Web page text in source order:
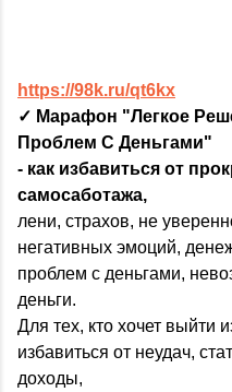
https://98k.ru/qt6kx
✓ Марафон "Легкое
Проблем С Деньгами"
- как избавиться от
самосаботажа,
лени, страхов, не
негативных эмоций,
проблем с деньгами,
деньги.
Для тех, кто хочет выйти
избавиться от неудач,
доходы,